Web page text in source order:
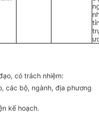
có trách nhiệm:
các bộ, ngành, địa phương
kế hoạch.